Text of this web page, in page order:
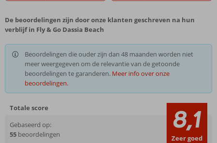
De beoordelingen zijn door onze klanten geschreven na hun
verblijf in Fly & Go Dassia Beach
Beoordelingen die ouder zijn dan 48 maanden worden niet
meer weergegeven om de relevantie van de getoonde
beoordelingen te garanderen. Meer info over onze
beoordelingen.
Totale score
Gebaseerd op:
55 beoordelingen 8,1
Zeer goed